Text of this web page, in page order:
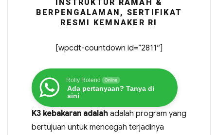
INSTRUKTUR RAMAH &
BERPENGALAMAN, SERTIFIKAT
RESMI KEMNAKER RI
[wpcdt-countdown id=”2811″]
Rolly Rolend Online
Ada pertanyaan? Tanya di
sini
K3 kebakaran adalahadalah program yang
bertujuan untuk mencegah terjadinya